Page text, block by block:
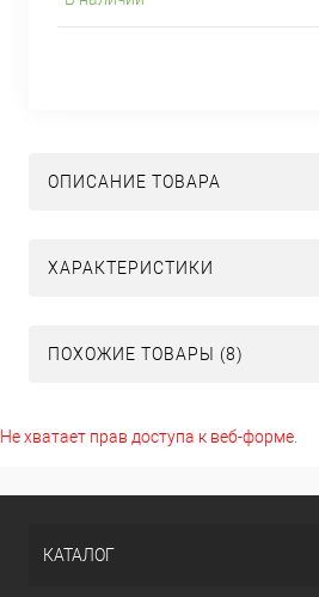
ОПИСАНИЕ ТОВАРА
ХАРАКТЕРИСТИКИ
ПОХОЖИЕ ТОВАРЫ (8)
Не хватает прав доступа к веб-форме.
КАТАЛОГ